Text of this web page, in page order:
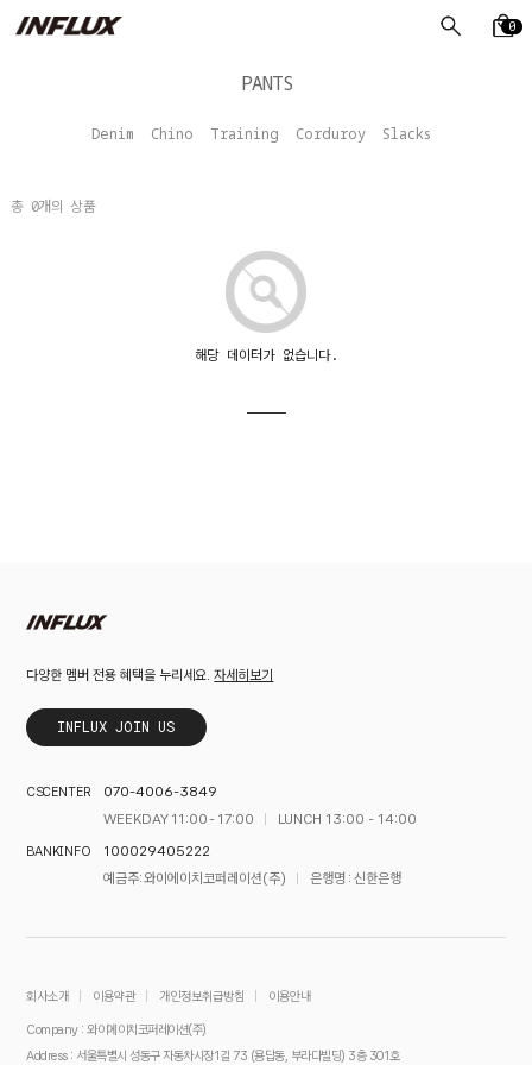
0
PANTS
Denim Chino Training Corduroy Slacks
총 0개의 상품
해당 데이터가 없습니다.
다양한 멤버 전용 혜택을 누리세요.자세히보기
INFLUX JOIN US
CS CENTER
070-4006-3849
WEEKDAY 11:00 - 17:00
LUNCH 13:00 - 14:00
BANK INFO
100029405222
예금주 : 와이에이치코퍼레이션(주)
은행명 : 신한은행
회사소개 이용약관 개인정보취급방침 이용안내
Company : 와이에이치코퍼레이션(주)
Address : 서울특별시 성동구 자동차시장1길 73 (용답동, 부라다빌딩) 3층 301호